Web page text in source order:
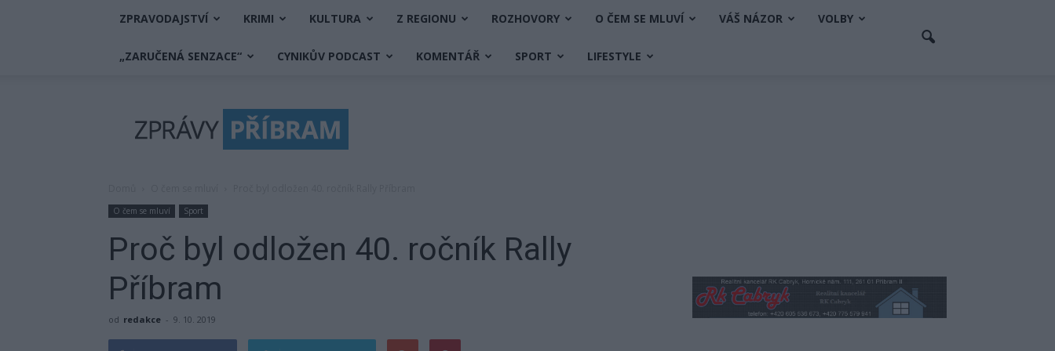
ZPRAVODAJSTVÍ KRIMI KULTURA Z REGIONU ROZHOVORY O ČEM SE MLUVÍ VÁŠ NÁZOR VOLBY
„ZARUČENÁ SENZACE“ CYNIKŮV PODCAST KOMENTÁŘ SPORT LIFESTYLE
Příbram
O čem se mluví Sport
Proč byl odložen 40. ročník Rally
Příbram
od redakce - 9. 10. 2019